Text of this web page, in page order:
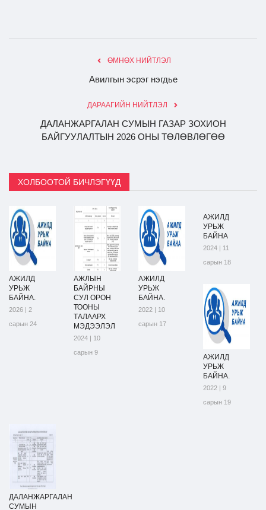
ӨМНӨХ НИЙТЛЭЛ
Авилгын эсрэг нэгдье
ДАРААГИЙН НИЙТЛЭЛ
ДАЛАНЖАРГАЛАН СУМЫН ГАЗАР ЗОХИОН
БАЙГУУЛАЛТЫН 2026 ОНЫ ТӨЛӨВЛӨГӨӨ
ХОЛБООТОЙ БИЧЛЭГҮҮД
АЖИЛД
УРЬЖ
БАЙНА.
2026 | 2
сарын 24
АЖЛЫН
БАЙРНЫ
СУЛ ОРОН
ТООНЫ
ТАЛААРХ
МЭДЭЭЛЭЛ
2024 | 10
сарын 9
АЖИЛД
УРЬЖ
БАЙНА.
2022 | 10
сарын 17
АЖИЛД
УРЬЖ
БАЙНА
2024 | 11
сарын 18
АЖИЛД
УРЬЖ
БАЙНА.
2022 | 9
сарын 19
ДАЛАНЖАРГАЛАН
СУМЫН